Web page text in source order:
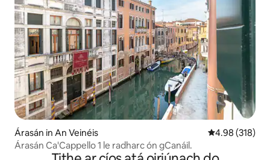
Árasán in An Veinéis Meánrátáil
4.98 (318)
Árasán Ca'Cappello 1 le radharc ón gCanáil.